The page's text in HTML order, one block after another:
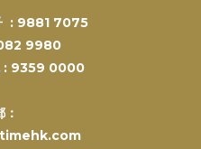
: 9881 7075
9980
: 9359 0000
：